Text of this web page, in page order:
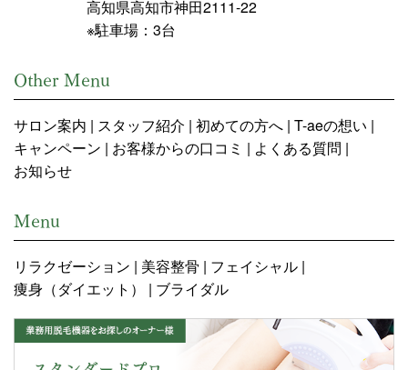
高知県高知市神田2111-22
※駐車場：3台
Other Menu
サロン案内 スタッフ紹介 初めての方へ T-aeの想い
キャンペーン
お客様からの口コミ
よくある質問
お知らせ
Menu
リラクゼーション 美容整骨
フェイシャル
痩身（ダイエット）
ブライダル